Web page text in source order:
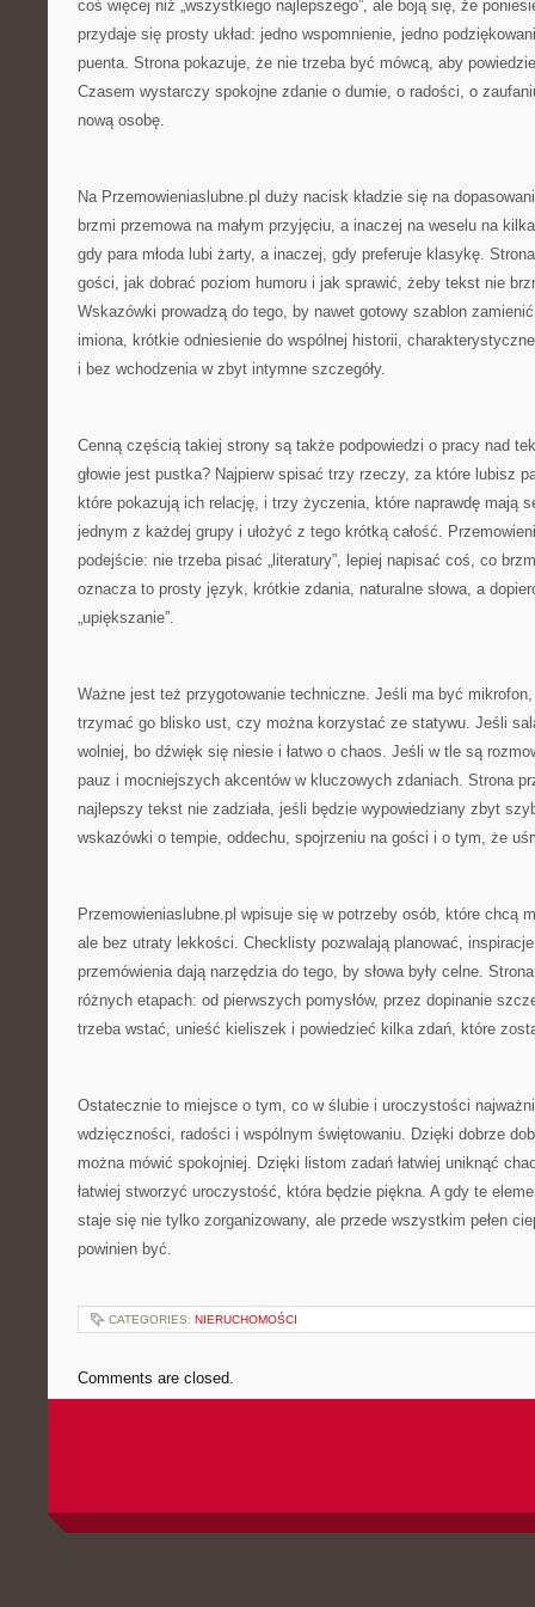
coś więcej niż „wszystkiego najlepszego”, ale boją się, że
przydaje się prosty układ: jedno wspomnienie, jedno
puenta. Strona pokazuje, że nie trzeba być mówcą, aby
Czasem wystarczy spokojne zdanie o dumie, o radości, o
nową osobę.
Na Przemowieniaslubne.pl duży nacisk kładzie się na
brzmi przemowa na małym przyjęciu, a inaczej na weselu na
gdy para młoda lubi żarty, a inaczej, gdy preferuje klasykę.
gości, jak dobrać poziom humoru i jak sprawić, żeby tekst nie
Wskazówki prowadzą do tego, by nawet gotowy szablon
imiona, krótkie odniesienie do wspólnej historii,
i bez wchodzenia w zbyt intymne szczegóły.
Cenną częścią takiej strony są także podpowiedzi o pracy nad
głowie jest pustka? Najpierw spisać trzy rzeczy, za które lubisz
które pokazują ich relację, i trzy życzenia, które naprawdę mają
jednym z każdej grupy i ułożyć z tego krótką całość.
podejście: nie trzeba pisać „literatury”, lepiej napisać coś, co
oznacza to prosty język, krótkie zdania, naturalne słowa, a
„upiększanie”.
Ważne jest też przygotowanie techniczne. Jeśli ma być
trzymać go blisko ust, czy można korzystać ze statywu. Jeśli
wolniej, bo dźwięk się niesie i łatwo o chaos. Jeśli w tle są
pauz i mocniejszych akcentów w kluczowych zdaniach. Strona
najlepszy tekst nie zadziała, jeśli będzie wypowiedziany zbyt
wskazówki o tempie, oddechu, spojrzeniu na gości i o tym, że
Przemowieniaslubne.pl wpisuje się w potrzeby osób, które chcą
ale bez utraty lekkości. Checklisty pozwalają planować,
przemówienia dają narzędzia do tego, by słowa były celne.
różnych etapach: od pierwszych pomysłów, przez dopinanie
trzeba wstać, unieść kieliszek i powiedzieć kilka zdań, które
Ostatecznie to miejsce o tym, co w ślubie i uroczystości
wdzięczności, radości i wspólnym świętowaniu. Dzięki dobrze
można mówić spokojniej. Dzięki listom zadań łatwiej uniknąć
łatwiej stworzyć uroczystość, która będzie piękna. A gdy te
staje się nie tylko zorganizowany, ale przede wszystkim pełen
powinien być.
CATEGORIES: NIERUCHOMOŚCI
Comments are closed.